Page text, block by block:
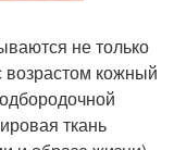
не только
кожный
ткань